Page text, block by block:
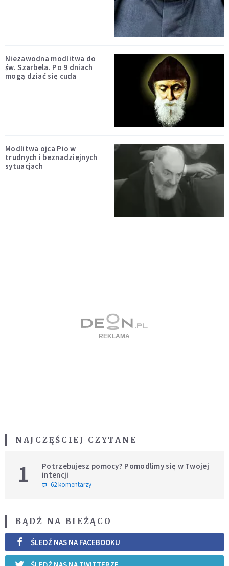
Niezawodna modlitwa do
św. Szarbela. Po 9 dniach
mogą dziać się cuda
Modlitwa ojca Pio w
trudnych i beznadziejnych
sytuacjach
NAJCZĘŚCIEJ CZYTANE
1
Potrzebujesz pomocy? Pomodlimy się w Twojej
intencji
62 komentarzy
BĄDŹ NA BIEŻĄCO
ŚLEDŹ NAS NA FACEBOOKU